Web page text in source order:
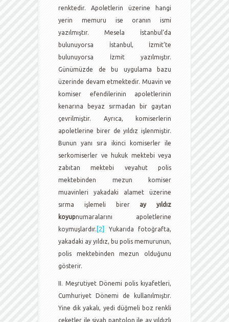
renktedir. Apoletlerin üzerine hangi
yerin memuru ise oranın ismi
yazılmıştır. Mesela İstanbul’da
bulunuyorsa İstanbul, İzmit’te
bulunuyorsa İzmit yazılmıştır.
Günümüzde de bu uygulama bazu
üzerinde devam etmektedir. Muavin ve
komiser efendilerinin apoletlerinin
kenarına beyaz sırmadan bir gaytan
çevrilmiştir. Ayrıca, komiserlerin
apoletlerine birer de yıldız işlenmiştir.
Bunun yanı sıra ikinci komiserler ile
serkomiserler ve hukuk mektebi veya
zabıtan mektebi veyahut polis
mektebinden mezun komiser
muavinleri yakadaki alamet üzerine
sırma işlemeli bireray yıldız
koyupnumaralarını apoletlerine
koymuşlardır. [2]
Yukarıda fotoğrafta,
yakadaki ay yıldız, bu polis memurunun,
polis mektebinden mezun olduğunu
gösterir.
II. Meşrutiyet Dönemi polis kıyafetleri,
Cumhuriyet Dönemi de kullanılmıştır.
Yine dik yakalı, yedi düğmeli boz renkli
ceketler ile siyah pantolon ile ay yıldızlı